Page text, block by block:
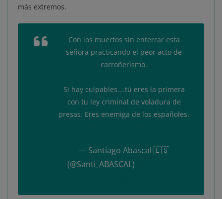
más extremos.
Con los muertos sin enterrar esta
señora practicando el peor acto de
carroñerismo.
Si hay culpables….tú eres la primera
con tu ley criminal de voladura de
presas. Eres enemiga de los españoles.
— Santiago Abascal 🇪🇸
(@Santi_ABASCAL)